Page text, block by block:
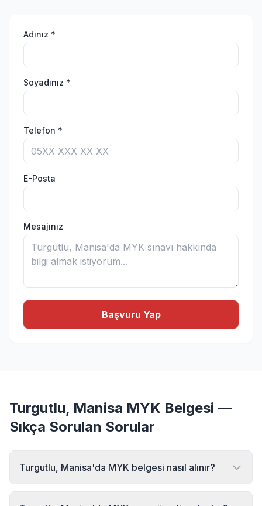
Adınız *
Soyadınız *
Telefon *
E-Posta
Mesajınız
Başvuru Yap
Turgutlu, Manisa MYK Belgesi —
Sıkça Sorulan Sorular
Turgutlu, Manisa'da MYK belgesi nasıl alınır?
Turgutlu, Manisa bölgesinde MYK belgesi almak için MYK
Sınav Merkezi'ne başvurabilirsiniz. Online başvuru formu